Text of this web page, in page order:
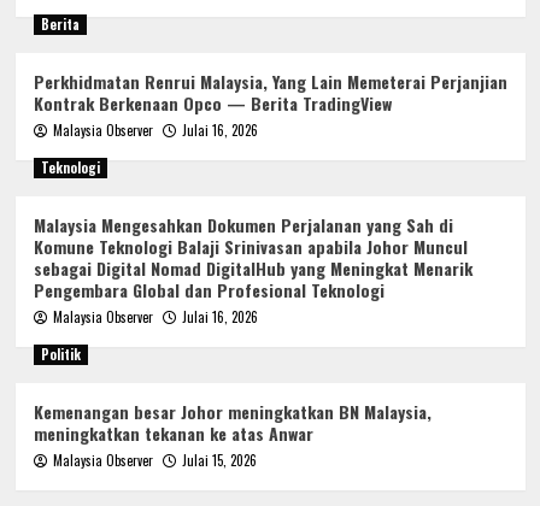
Berita
Perkhidmatan Renrui Malaysia, Yang Lain Memeterai Perjanjian
Kontrak Berkenaan Opco — Berita TradingView
Malaysia Observer
Julai 16, 2026
Teknologi
Malaysia Mengesahkan Dokumen Perjalanan yang Sah di
Komune Teknologi Balaji Srinivasan apabila Johor Muncul
sebagai Digital Nomad DigitalHub yang Meningkat Menarik
Pengembara Global dan Profesional Teknologi
Malaysia Observer
Julai 16, 2026
Politik
Kemenangan besar Johor meningkatkan BN Malaysia,
meningkatkan tekanan ke atas Anwar
Malaysia Observer Julai 15, 2026